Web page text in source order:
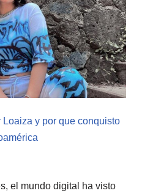
y por que conquisto
el mundo digital ha visto